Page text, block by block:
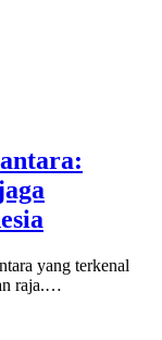
yang terkenal
raja.…